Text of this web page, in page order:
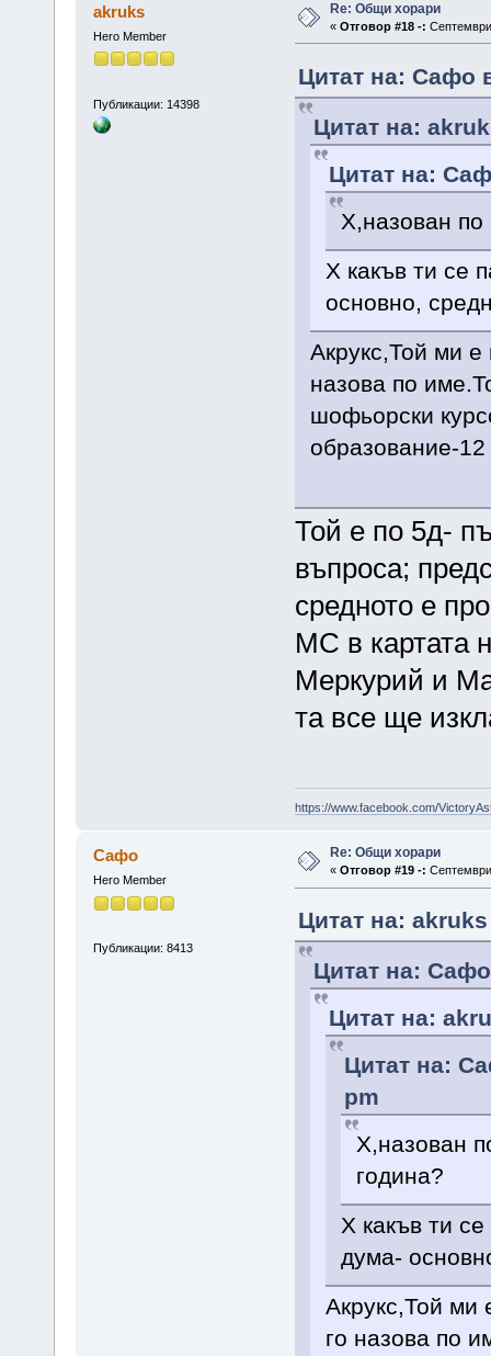
akruks
Hero Member
Публикации: 14398
Re: Общи хорари
« Отговор #18 -:
Цитат на: Сафо
Цитат на:
Цитат на:
Х,назован
Х какъв ти се
основно,
Акрукс,Той ми
назова по
шофьорски
образование-12
Той е по 5д-
въпроса;
средното е
МС в картата
Меркурий и
та все ще
https://www.facebook.com/
Сафо
Hero Member
Публикации: 8413
Re: Общи хорари
« Отговор #19 -:
Цитат на:
Цитат на:
Цитат на:
Цитат на:
pm
Х,назован
година?
Х какъв ти
дума-
Акрукс,Той ми
го назова по